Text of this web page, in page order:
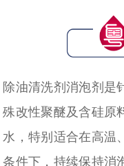
除油清洗剂消泡剂是
殊改性聚醚及含硅原
水，特别适合在高温
条件下，持续保持消